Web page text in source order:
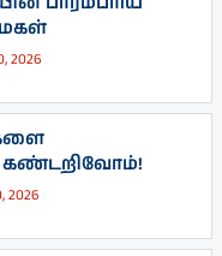
2026
கண்டறிவோம்!
2026